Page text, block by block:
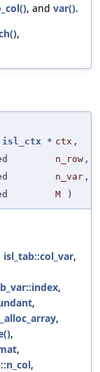
, and var().
,
isl_ctx * ctx ,
n_row ,
n_var ,
M )
isl_tab::col_var,
,
,
,
,
,
,